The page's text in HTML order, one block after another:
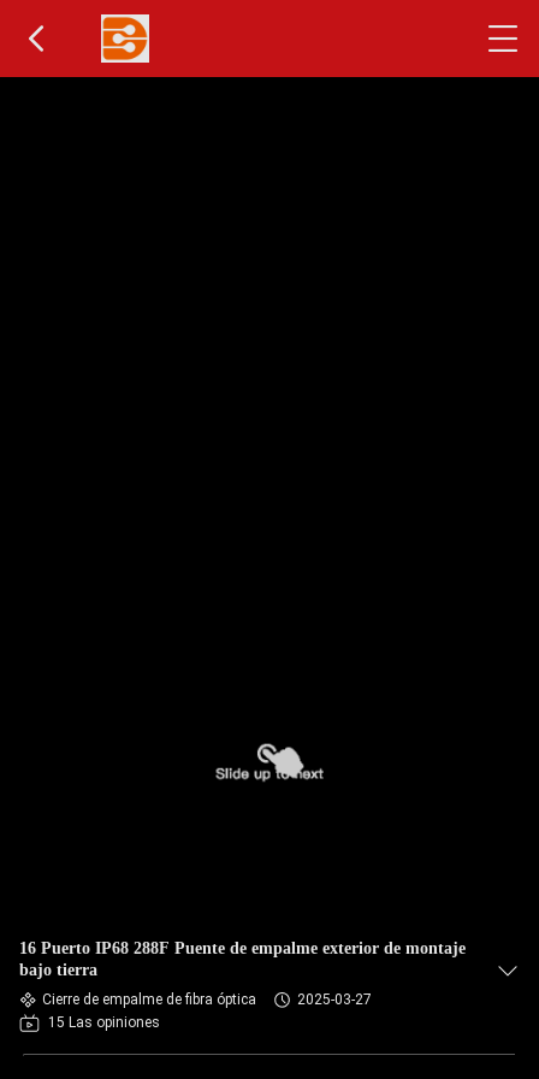
16 Puerto IP68 288F Puente de empalme exterior de montaje
bajo tierra
Cierre de empalme de fibra óptica
2025-03-27
15 Las opiniones